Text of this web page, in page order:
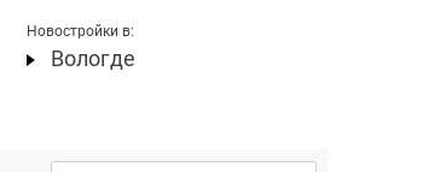
Новостройки в:
Вологде